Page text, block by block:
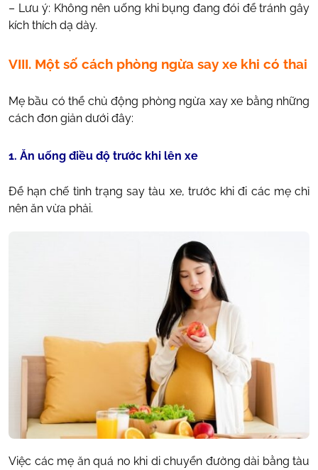
– Lưu ý: Không nên uống khi bụng đang đói để tránh gây
kích thích dạ dày.
VIII. Một số cách phòng ngừa say xe khi có thai
Mẹ bầu có thể chủ động phòng ngừa xay xe bằng những
cách đơn giản dưới đây:
1. Ăn uống điều độ trước khi lên xe
Để hạn chế tình trạng say tàu xe, trước khi đi các mẹ chỉ
nên ăn vừa phải.
Việc các mẹ ăn quá no khi di chuyển đường dài bằng tàu